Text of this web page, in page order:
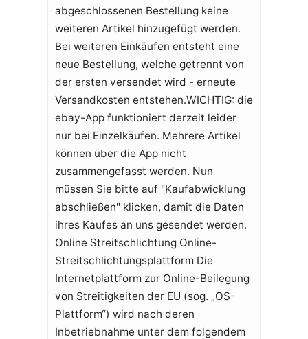
abgeschlossenen Bestellung keine
weiteren Artikel hinzugefügt werden.
Bei weiteren Einkäufen entsteht eine
neue Bestellung, welche getrennt von
der ersten versendet wird - erneute
Versandkosten entstehen.WICHTIG: die
ebay-App funktioniert derzeit leider
nur bei Einzelkäufen. Mehrere Artikel
können über die App nicht
zusammengefasst werden. Nun
müssen Sie bitte auf "Kaufabwicklung
abschließen" klicken, damit die Daten
ihres Kaufes an uns gesendet werden.
Online Streitschlichtung Online-
Streitschlichtungsplattform Die
Internetplattform zur Online-Beilegung
von Streitigkeiten der EU (sog. „OS-
Plattform“) wird nach deren
Inbetriebnahme unter dem folgendem